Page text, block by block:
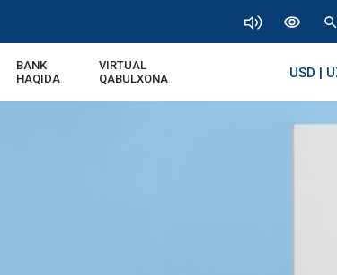
BANK
HAQIDA
VIRTUAL
QABULXONA
USD | UZS